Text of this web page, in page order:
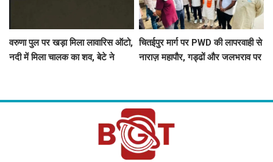
वरुणा पुल पर खड़ा मिला लावारिस ऑटो,
नदी में मिला चालक का शव, बेटे ने
चितईपुर मार्ग पर PWD की लापरवाही से
नाराज़ महापौर, गड्ढों और जलभराव पर